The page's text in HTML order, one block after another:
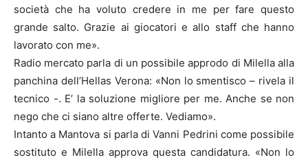
società che ha voluto credere in me per fare questo
grande salto. Grazie ai giocatori e allo staff che hanno
lavorato con me».
Radio mercato parla di un possibile approdo di Milella alla
panchina dell’Hellas Verona: «Non lo smentisco – rivela il
tecnico -. E’ la soluzione migliore per me. Anche se non
nego che ci siano altre offerte. Vediamo».
Intanto a Mantova si parla di Vanni Pedrini come possibile
sostituto e Milella approva questa candidatura. «Non lo